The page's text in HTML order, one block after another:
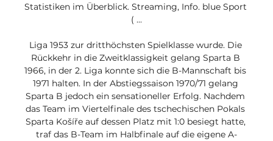
Statistiken im Überblick. Streaming, Info. blue Sport
( ...
Liga 1953 zur dritthöchsten Spielklasse wurde. Die
Rückkehr in die Zweitklassigkeit gelang Sparta B
1966, in der 2. Liga konnte sich die B-Mannschaft bis
1971 halten. In der Abstiegssaison 1970/71 gelang
Sparta B jedoch ein sensationeller Erfolg. Nachdem
das Team im Viertelfinale des tschechischen Pokals
Sparta Košíře auf dessen Platz mit 1:0 besiegt hatte,
traf das B-Team im Halbfinale auf die eigene A-